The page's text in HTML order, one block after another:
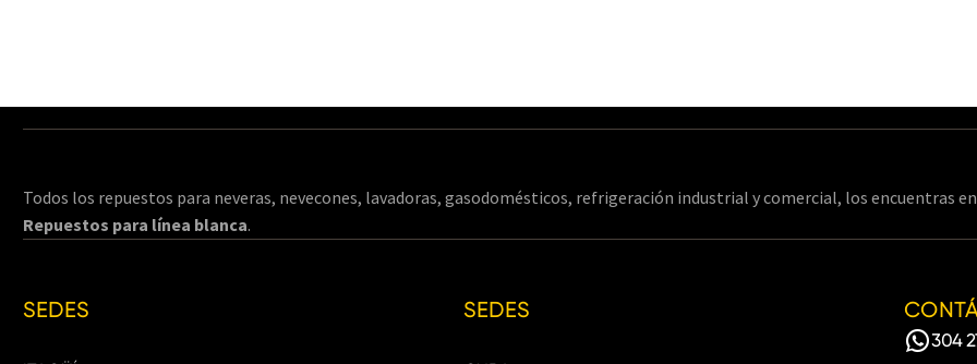
Todos los repuestos para neveras, nevecones, lavadoras, gasodomésticos, refrigeración industrial y comercial, los encuentras
Repuestos para línea blanca.
SEDES SEDES
304